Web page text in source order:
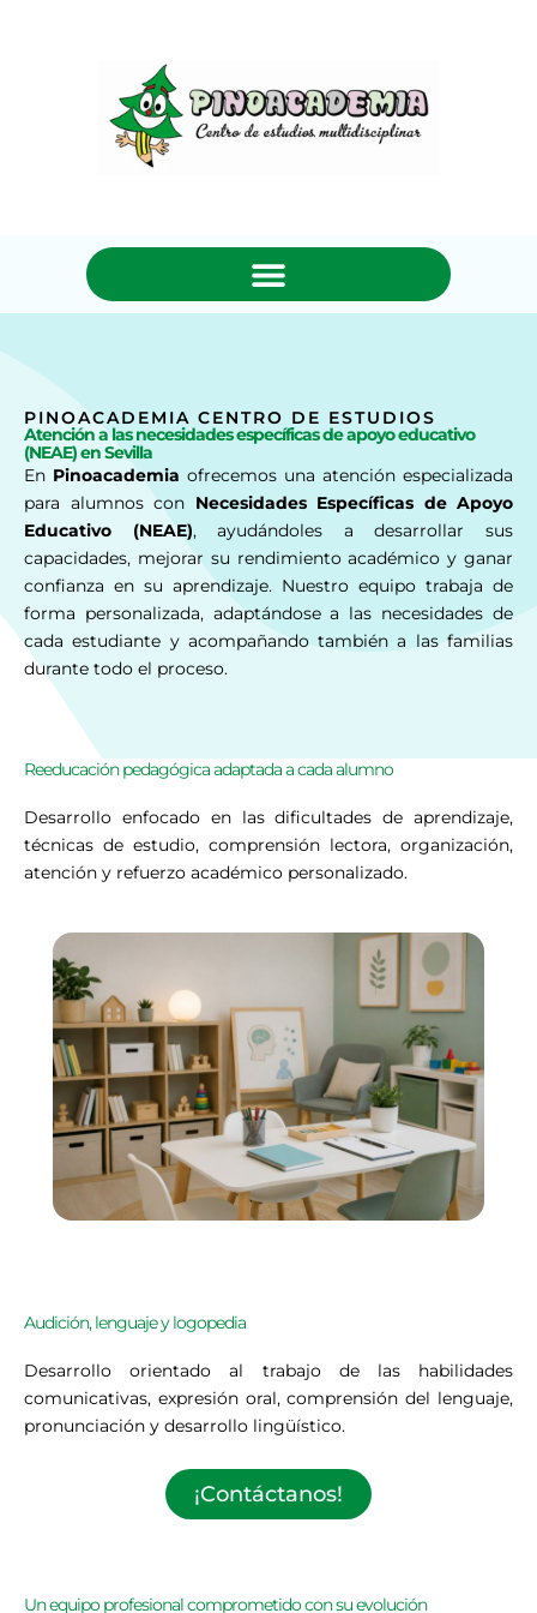
PINOACADEMIA CENTRO DE ESTUDIOS
Atención a las necesidades específicas de apoyo educativo
(NEAE) en Sevilla
En Pinoacademia ofrecemos una atención especializada
para alumnos con Necesidades Específicas de Apoyo
Educativo (NEAE), ayudándoles a desarrollar sus
capacidades, mejorar su rendimiento académico y ganar
confianza en su aprendizaje. Nuestro equipo trabaja de
forma personalizada, adaptándose a las necesidades de
cada estudiante y acompañando también a las familias
durante todo el proceso.
Reeducación pedagógica adaptada a cada alumno
Desarrollo enfocado en las dificultades de aprendizaje,
técnicas de estudio, comprensión lectora, organización,
atención y refuerzo académico personalizado.
Audición, lenguaje y logopedia
Desarrollo orientado al trabajo de las habilidades
comunicativas, expresión oral, comprensión del lenguaje,
pronunciación y desarrollo lingüístico.
¡Contáctanos!
Un equipo profesional comprometido con su evolución